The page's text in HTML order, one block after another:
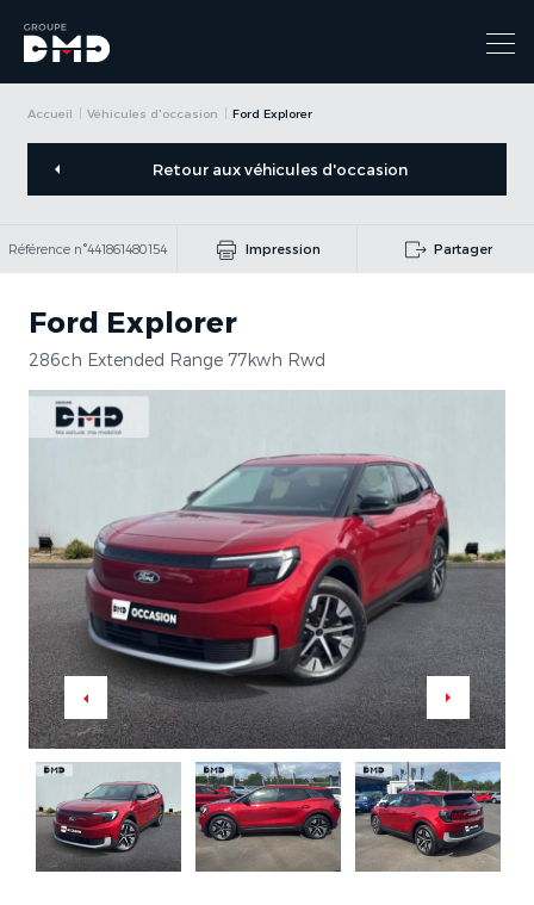
Accueil Véhicules d'occasion Ford Explorer
Retour aux véhicules d'occasion
Référence n°441861480154 Impression Partager
Ford Explorer
286ch Extended Range 77kwh Rwd